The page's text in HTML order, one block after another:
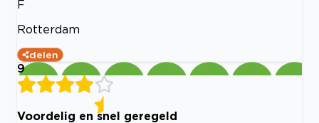
F
Rotterdam
delen
9
Voordelig en snel geregeld